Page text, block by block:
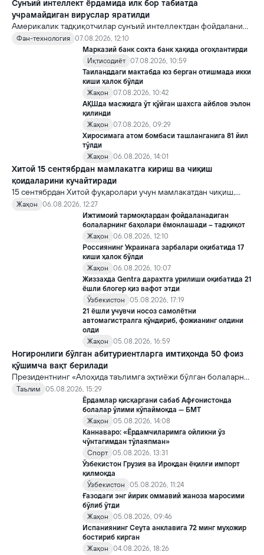
Сунъий интеллект ёрдамида илк бор табиатда
учрамайдиган вируслар яратилди
Америкалик тадқиқотчилар сунъий интеллектдан фойдаланиб
16 та вирус яратди. Бу кашфиёт янги ютуқларга умид уйғотиш
билан бирга, ундан нотўғри мақсадда фойдаланиш борасидаги
хавотирларни ҳам кучайтирмоқда.
Фан-технология 07.08.2026, 12:10
Марказий банк сохта банк ҳақида огоҳлантирди
Иқтисодиёт 07.08.2026, 10:59
Таиланддаги мактабда юз берган отишмада икки
киши ҳалок бўлди
Жаҳон
07.08.2026, 10:42
АҚШда масжидга ўт қўйган шахсга айблов эълон
қилинди
Жаҳон
07.08.2026, 09:29
Хиросимага атом бомбаси ташланганига 81 йил
тўлди
Жаҳон
06.08.2026, 14:01
Хитой 15 сентябрдан мамлакатга кириш ва чиқиш
қоидаларини кучайтиради
15 сентябрдан Хитой фуқаролари учун мамлакатдан чиқиш,
хорижликлар учун эса Хитойга кириш тартиби бўйича янги
қоидалар кучга киради.
Жаҳон
06.08.2026, 12:27
Ижтимоий тармоқлардан фойдаланадиган
болаларнинг баҳолари ёмонлашади – тадқиқот
Жаҳон
06.08.2026, 12:10
Россиянинг Украинага зарбалари оқибатида 17
киши ҳалок бўлди
Жаҳон
06.08.2026, 10:07
Жиззахда Gentra дарахтга урилиши оқибатида 21
ёшли блогер қиз вафот этди
Ўзбекистон
05.08.2026, 17:19
21 ёшли учувчи носоз самолётни
автомагистралга қўндириб, фожианинг олдини
олди
Жаҳон
05.08.2026, 16:59
Ногиронлиги бўлган абитуриентларга имтиҳонда 50 фоиз
қўшимча вақт берилади
Президентнинг «Алоҳида таълимга эҳтиёжи бўлган болаларни
таълим ва ижтимоий хизматлар билан қамраб олиш тизимини
такомиллаштириш бўйича қўшимча чора-тадбирлар
тўғрисида»ги қарори билан инклюзив таълим соҳасида қатор
янги механизмлар жорий этилади.
Таълим
05.08.2026, 15:29
Ёрдамлар қисқаргани сабаб Афғонистонда
болалар ўлими кўпаймоқда — БМТ
Жаҳон
05.08.2026, 14:08
Каннаваро: «Ёрдамчиларимга ойликни ўз
чўнтагимдан тўлаяпман»
Спорт 05.08.2026, 13:31
Ўзбекистон Грузия ва Ироқдан ёқилғи импорт
қилмоқда
Ўзбекистон
05.08.2026, 11:24
Ғазодаги энг йирик оммавий жаноза маросими
бўлиб ўтди
Жаҳон
05.08.2026, 09:46
Испаниянинг Сеута анклавига 72 минг муҳожир
бостириб кирган
Жаҳон
04.08.2026, 18:26